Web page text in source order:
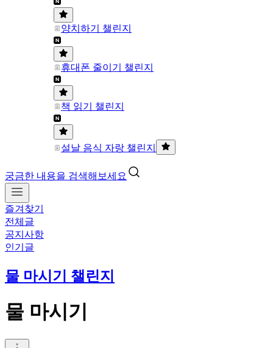
양치하기 챌린지
휴대폰 줄이기 챌린지
책 읽기 챌린지
설날 음식 자랑 챌린지
궁금한 내용을 검색해보세요
즐겨찾기
전체글
공지사항
인기글
물 마시기 챌린지
물 마시기